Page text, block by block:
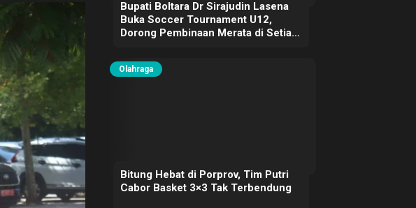
Bupati Boltara Dr Sirajudin Lasena
Buka Soccer Tournament U12,
Dorong Pembinaan Merata di Setiap
Olahraga
Bitung Hebat di Porprov, Tim Putri
Cabor Basket 3×3 Tak Terbendung